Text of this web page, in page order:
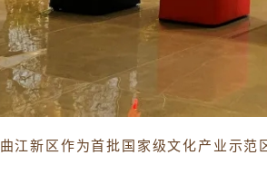
曲江新区作为首批国家级文化产业示